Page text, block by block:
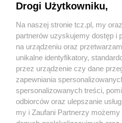
O FIRMIE POLITYKA
REKLAMA WSPÓŁPRACA RSS
Nasze
Drogi Użytkowniku,
Na naszej stronie tcz.pl, my
partnerów uzyskujemy dostęp i
na urządzeniu oraz
unikalne identyfikatory,
przez urządzenie czy dane
zapewniania
spersonalizowanych treści,
odbiorców oraz ulepszanie
my i Zaufani Partnerzy możemy